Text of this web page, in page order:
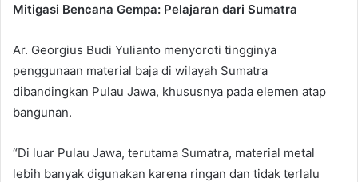
Mitigasi Bencana Gempa: Pelajaran dari Sumatra
Ar. Georgius Budi Yulianto menyoroti tingginya
penggunaan material baja di wilayah Sumatra
dibandingkan Pulau Jawa, khususnya pada elemen atap
bangunan.
“Di luar Pulau Jawa, terutama Sumatra, material metal
lebih banyak digunakan karena ringan dan tidak terlalu